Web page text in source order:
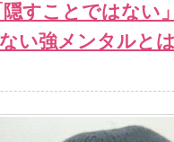
すことではない
い強メンタルと